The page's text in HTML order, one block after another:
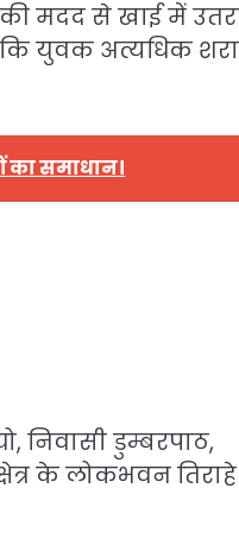
की मदद से खाई में
युवक अत्यधिक
समाधान।
निवासी डुम्बरपाठ,
के लोकभवन तिराहे